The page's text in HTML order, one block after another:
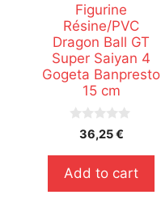
Figurine
Résine/PVC
Dragon Ball GT
Super Saiyan 4
Gogeta Banpresto
15 cm
s
5
36,25€
Add to cart